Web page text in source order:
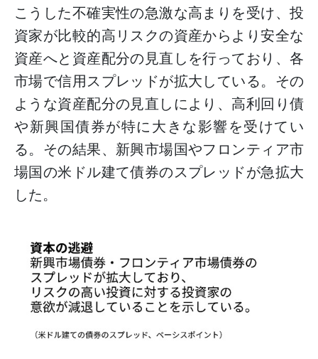
こうした不確実性の急激な高まりを受け、投
資家が比較的高リスクの資産からより安全な
資産へと資産配分の見直しを行っており、各
市場で信用スプレッドが拡大している。その
ような資産配分の見直しにより、高利回り債
や新興国債券が特に大きな影響を受けてい
る。その結果、新興市場国やフロンティア市
場国の米ドル建て債券のスプレッドが急拡大
した。